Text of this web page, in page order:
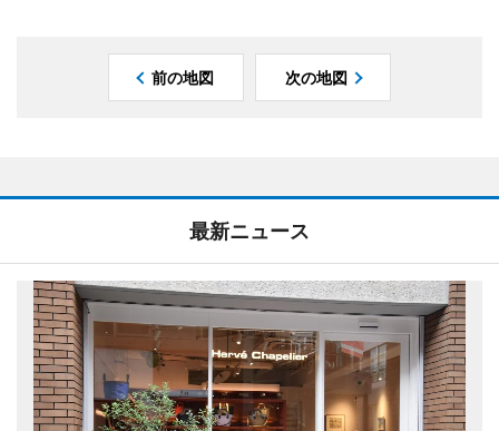
前の地図 次の地図
最新ニュース